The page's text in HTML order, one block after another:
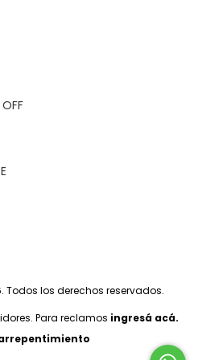
Todos los derechos reservados.
Para reclamos ingresá acá.